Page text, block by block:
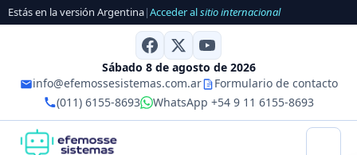
Estás en la versión Argentina|Acceder alsitio internacional
Sábado 8 de agosto de 2026
info@efemossesistemas.com.ar
Formulario de contacto
(011) 6155-8693
WhatsApp +54 9 11 6155-8693